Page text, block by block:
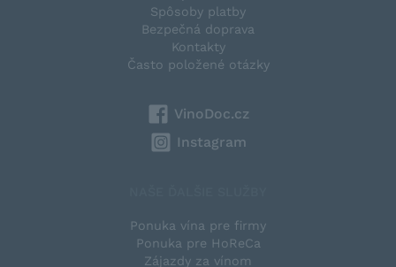
Spôsoby platby
Bezpečná doprava
Kontakty
Často položené otázky
VinoDoc.cz
Instagram
Ponuka vína pre firmy
Ponuka pre HoReCa
Zájazdy za vínom